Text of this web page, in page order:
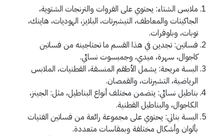
ملابس الشتاء: يحتوي على الفروات والترنجات الشتوية،
الجاكيتات والمعاطف، التيشيرتات، البلايز، الهوديات، هاينك،
توبات، وبلوفرات.
فساتين: تجدين في هذا القسم ما تحتاجينه من فساتين
كاجوال، سهرة، ميدي، وجمبسوت نسائي.
البسة مريحة: يشمل الأطقم المنسقة، القطنيات، الملابس
الرياضية، التشيرتات، والقمصان.
بناطيل نسائي: يتضمن مختلف أنواع البناطيل، مثل: الجينز،
الكاجوال، والبناطيل القطنية.
البسة بناتي: يحتوي على مجموعة رائعة من فساتين الفتيات
بألوان وأشكال مختلفة وبمقاسات متعددة.